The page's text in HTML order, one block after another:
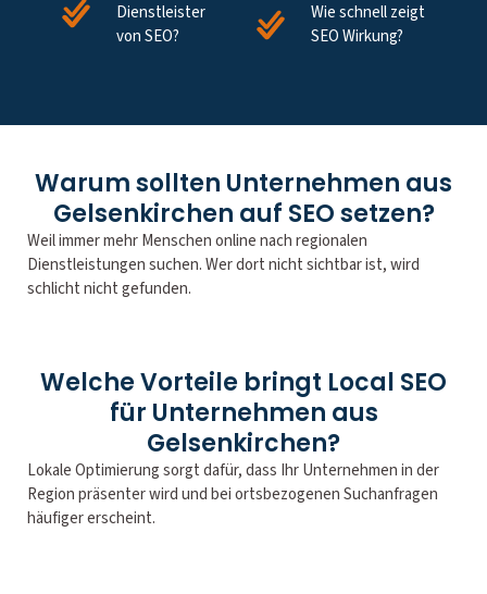
Dienstleister
von SEO?
Wie schnell zeigt
SEO Wirkung?
Warum sollten Unternehmen aus
Gelsenkirchen auf SEO setzen?
Weil immer mehr Menschen online nach regionalen
Dienstleistungen suchen. Wer dort nicht sichtbar ist, wird
schlicht nicht gefunden.
Welche Vorteile bringt Local SEO
für Unternehmen aus
Gelsenkirchen?
Lokale Optimierung sorgt dafür, dass Ihr Unternehmen in der
Region präsenter wird und bei ortsbezogenen Suchanfragen
häufiger erscheint.